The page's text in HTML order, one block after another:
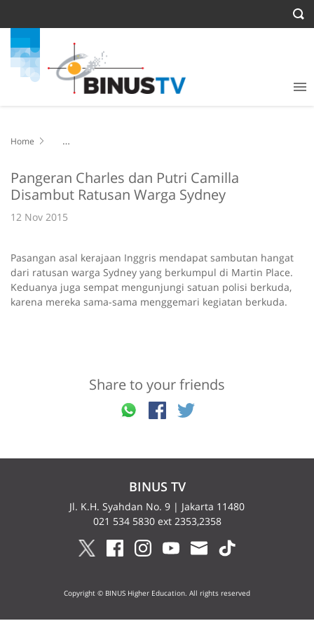
Home
Pangeran Charles dan Putri Camilla
Disambut Ratusan Warga Sydney
12 Nov 2015
Pasangan asal kerajaan Inggris mendapat sambutan hangat
dari ratusan warga Sydney yang berkumpul di Martin Place.
Keduanya juga sempat mengunjungi satuan polisi berkuda,
karena mereka sama-sama menggemari kegiatan berkuda.
Share to your friends
BINUS TV
Jl. K.H. Syahdan No. 9 | Jakarta 11480
021 534 5830 ext 2353,2358
Copyright © BINUS Higher Education. All rights reserved